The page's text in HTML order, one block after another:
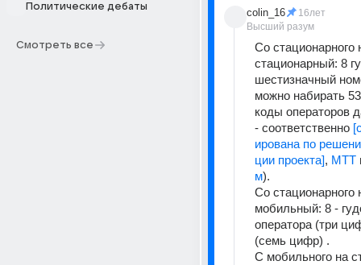
Политические дебаты
Смотреть все
colin_16
Высший разум
16лет
Со стационарного
стационарный: 8
шестизначный
можно набирать
коды операторов
- соответственно
ирована по
ции проекта], МТТ
м).
Со стационарного
мобильный: 8 -
оператора (три
(семь цифр) .
С мобильного на